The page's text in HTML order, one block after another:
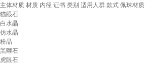
主体材质 材质 内径 证书 类别 适用人群 款式 佩珠材质
猫眼石
白水晶
仿水晶
粉晶
黑曜石
虎眼石